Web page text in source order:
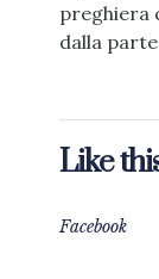
preghiera
dalla
Like
Facebook